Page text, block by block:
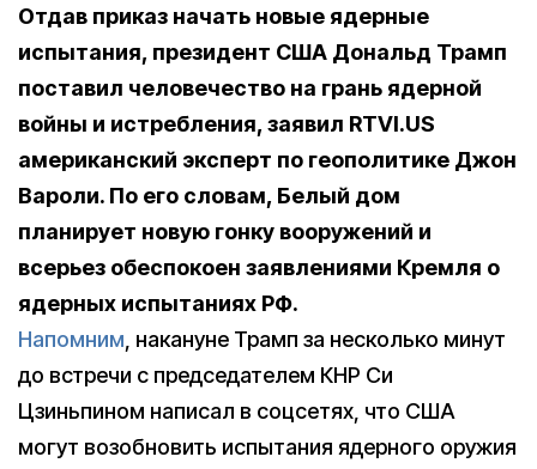
Отдав приказ начать новые ядерные
испытания, президент США Дональд Трамп
поставил человечество на грань ядерной
войны и истребления, заявил RTVI.US
американский эксперт по геополитике Джон
Вароли. По его словам, Белый дом
планирует новую гонку вооружений и
всерьез обеспокоен заявлениями Кремля о
ядерных испытаниях РФ.
Напомним, накануне Трамп за несколько минут
до встречи с председателем КНР Си
Цзиньпином написал в соцсетях, что США
могут возобновить испытания ядерного оружия